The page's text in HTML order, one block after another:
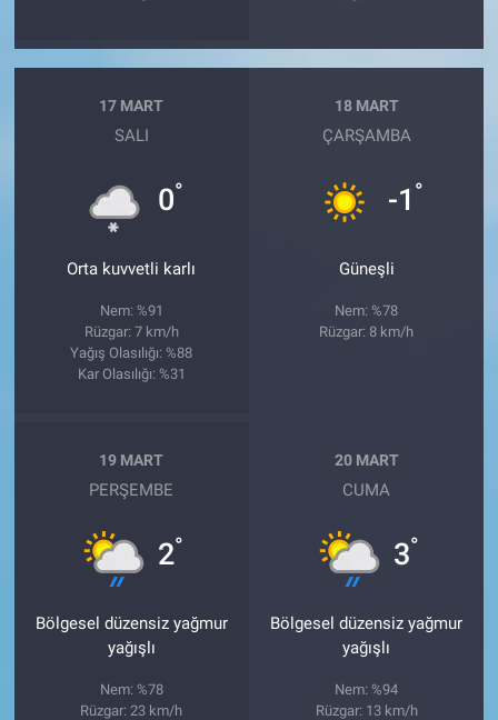
17 MART
SALI
0°
Orta kuvvetli karlı
Nem: %91
Rüzgar: 7 km/h
Yağış Olasılığı: %88
Kar Olasılığı: %31
18 MART
ÇARŞAMBA
-1 °
Güneşli
Nem: %78
Rüzgar: 8 km/h
19 MART
PERŞEMBE
2°
Bölgesel düzensiz yağmur
yağışlı
Nem: %78
Rüzgar: 23 km/h
20 MART
CUMA
3°
Bölgesel düzensiz yağmur
yağışlı
Nem: %94
Rüzgar: 13 km/h